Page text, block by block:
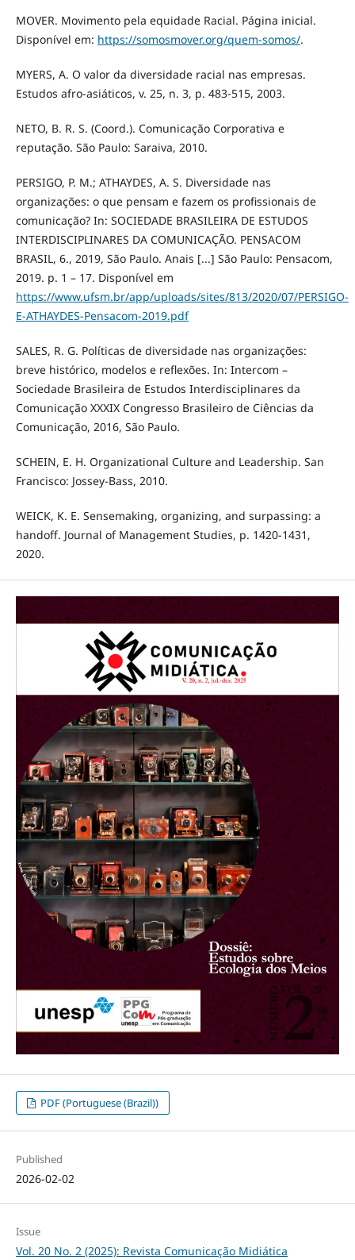
MOVER. Movimento pela equidade Racial. Página inicial.
Disponível em: https://somosmover.org/quem-somos/.
MYERS, A. O valor da diversidade racial nas empresas.
Estudos afro-asiáticos, v. 25, n. 3, p. 483-515, 2003.
NETO, B. R. S. (Coord.). Comunicação Corporativa e
reputação. São Paulo: Saraiva, 2010.
PERSIGO, P. M.; ATHAYDES, A. S. Diversidade nas
organizações: o que pensam e fazem os profissionais de
comunicação? In: SOCIEDADE BRASILEIRA DE ESTUDOS
INTERDISCIPLINARES DA COMUNICAÇÃO. PENSACOM
BRASIL, 6., 2019, São Paulo. Anais [...] São Paulo: Pensacom,
2019. p. 1 – 17. Disponível em
https://www.ufsm.br/app/uploads/sites/813/2020/07/PERSIGO-
E-ATHAYDES-Pensacom-2019.pdf
SALES, R. G. Políticas de diversidade nas organizações:
breve histórico, modelos e reflexões. In: Intercom –
Sociedade Brasileira de Estudos Interdisciplinares da
Comunicação XXXIX Congresso Brasileiro de Ciências da
Comunicação, 2016, São Paulo.
SCHEIN, E. H. Organizational Culture and Leadership. San
Francisco: Jossey-Bass, 2010.
WEICK, K. E. Sensemaking, organizing, and surpassing: a
handoff. Journal of Management Studies, p. 1420-1431,
2020.
PDF (Portuguese (Brazil))
Published
2026-02-02
Issue
Vol. 20 No. 2 (2025): Revista Comunicação Midiática